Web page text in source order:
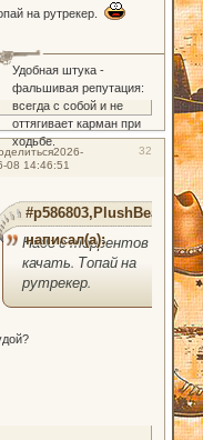
на рутрекер.
Удобная штука -
фальшивая репутация:
всегда с собой и не
оттягивает карман при
ходьбе.
32
2026-
08 14:46:51
#p586803,PlushBear
написал(а):
Надо с торрентов
качать. Топай на
рутрекер.